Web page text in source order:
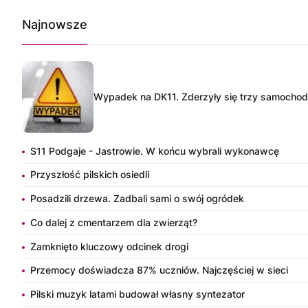
Najnowsze
Wypadek na DK11. Zderzyły się trzy
S11 Podgaje - Jastrowie. W końcu wybrali wykonawcę
Przyszłość pilskich osiedli
Posadzili drzewa. Zadbali sami o swój ogródek
Co dalej z cmentarzem dla zwierząt?
Zamknięto kluczowy odcinek drogi
Przemocy doświadcza 87% uczniów. Najczęściej w sieci
Pilski muzyk latami budował własny syntezator